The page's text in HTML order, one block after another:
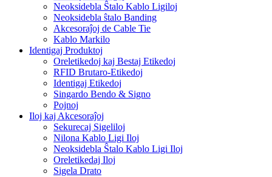
Neoksidebla Ŝtalo Kablo Ligiloj
Neoksidebla ŝtalo Banding
Akcesoraĵoj de Cable Tie
Kablo Markilo
Identigaj Produktoj
Oreletikedoj kaj Bestaj Etikedoj
RFID Brutaro-Etikedoj
Identigaj Etikedoj
Singardo Bendo & Signo
Pojnoj
Iloj kaj Akcesoraĵoj
Sekurecaj Sigeliloj
Nilona Kablo Ligi Iloj
Neoksidebla Ŝtalo Kablo Ligi Iloj
Oreletikedaj Iloj
Sigela Drato